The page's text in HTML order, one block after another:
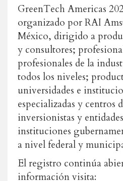
GreenTech Americas
organizado por RAI
México, dirigido a
y consultores;
profesionales de la
todos los niveles;
universidades e
especializadas y centros
inversionistas y
instituciones
a nivel federal y
El registro continúa
información visita: